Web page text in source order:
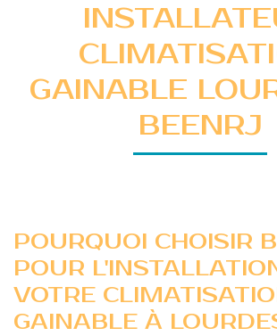
GAINABLE
BEENRJ
POURQUOI CHOISIR
POUR
VOTRE
GAINABLE À